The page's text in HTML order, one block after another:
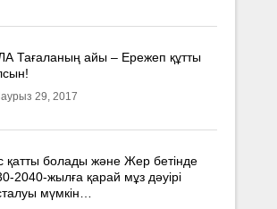
Тағаланың айы – Ережеп құтты
29, 2017
қатты болады және Жер бетінде
2040­-жылға қарай мұз дәуірі
мүмкін…